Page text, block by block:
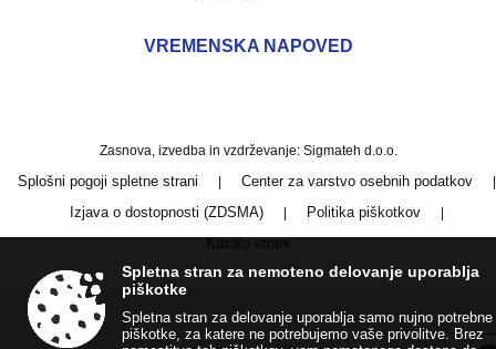
VREMENSKA NAPOVED
Zasnova, izvedba in vzdrževanje: Sigmateh d.o.o.
Splošni pogoji spletne strani | Center za varstvo osebnih podatkov |
Izjava o dostopnosti (ZDSMA) | Politika piškotkov |
Spletna stran za nemoteno delovanje uporablja
piškotke
Spletna stran za delovanje uporablja samo nujno potrebne
piškotke, za katere ne potrebujemo vaše privolitve. Brez